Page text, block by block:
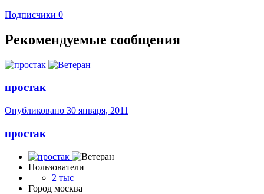
Подписчики 0
Рекомендуемые сообщения
простак
Опубликовано 30 января, 2011
простак
Пользователи
2 тыс
Город москва